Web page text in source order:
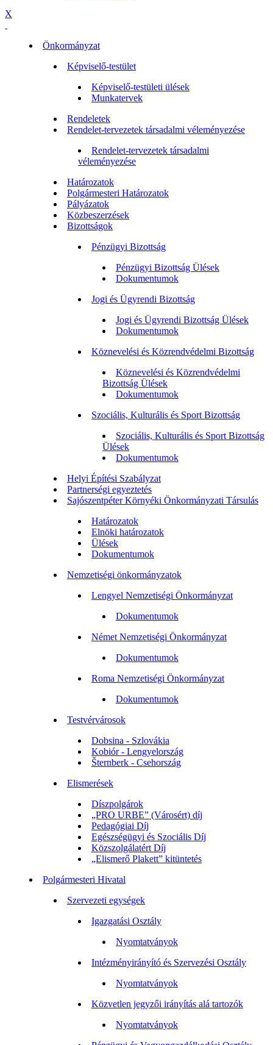
X
Önkormányzat
Képviselő-testület
Képviselő-testületi ülések
Munkatervek
Rendeletek
Rendelet-tervezetek társadalmi véleményezése
Rendelet-tervezetek társadalmi
véleményezése
Határozatok
Polgármesteri Határozatok
Pályázatok
Közbeszerzések
Bizottságok
Pénzügyi Bizottság
Pénzügyi Bizottság Ülések
Dokumentumok
Jogi és Ügyrendi Bizottság
Jogi és Ügyrendi Bizottság Ülések
Dokumentumok
Köznevelési és Közrendvédelmi Bizottság
Köznevelési és Közrendvédelmi
Bizottság Ülések
Dokumentumok
Szociális, Kulturális és Sport Bizottság
Szociális, Kulturális és Sport Bizottság
Ülések
Dokumentumok
Helyi Építési Szabályzat
Partnerségi egyeztetés
Sajószentpéter Környéki Önkormányzati Társulás
Határozatok
Elnöki határozatok
Ülések
Dokumentumok
Nemzetiségi önkormányzatok
Lengyel Nemzetiségi Önkormányzat
Dokumentumok
Német Nemzetiségi Önkormányzat
Dokumentumok
Roma Nemzetiségi Önkormányzat
Dokumentumok
Testvérvárosok
Dobsina - Szlovákia
Kobiór - Lengyelország
Šternberk - Csehország
Elismerések
Díszpolgárok
„PRO URBE” (Városért) díj
Pedagógiai Díj
Egészségügyi és Szociális Díj
Közszolgálatért Díj
„Elismerő Plakett” kitüntetés
Polgármesteri Hivatal
Szervezeti egységek
Igazgatási Osztály
Nyomtatványok
Intézményirányító és Szervezési Osztály
Nyomtatványok
Közvetlen jegyzői irányítás alá tartozók
Nyomtatványok